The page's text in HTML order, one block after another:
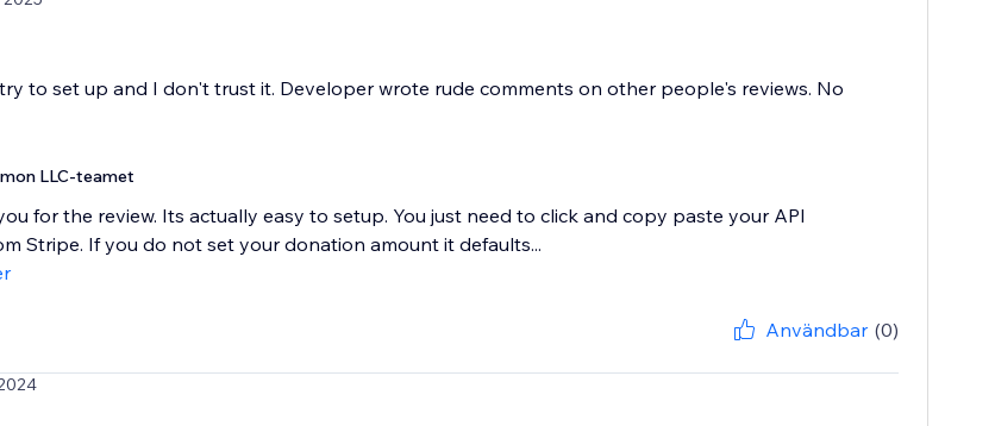
to set up and I don't trust it. Developer wrote rude comments on other people's reviews. No
LLC-teamet
for the review. Its actually easy to setup. You just need to click and copy paste your API
Stripe. If you do not set your donation amount it defaults...
Användbar (0)